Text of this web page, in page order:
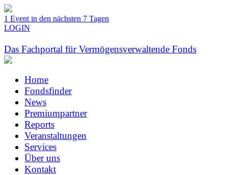
1 Event in den nächsten 7 Tagen
LOGIN
Das Fachportal für Vermögensverwaltende Fonds
Home
Fondsfinder
News
Premiumpartner
Reports
Veranstaltungen
Services
Über uns
Kontakt